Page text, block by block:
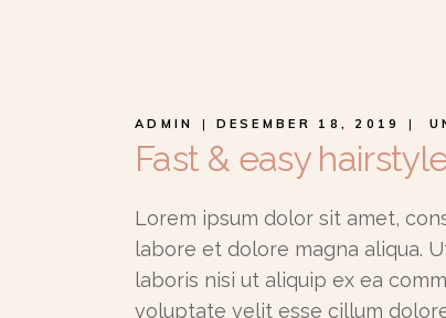
ADMIN DESEMBER 18, 2019
Fast & easy
Lorem ipsum dolor sit amet,
labore et dolore magna aliqua.
laboris nisi ut aliquip ex ea
voluptate velit esse cillum